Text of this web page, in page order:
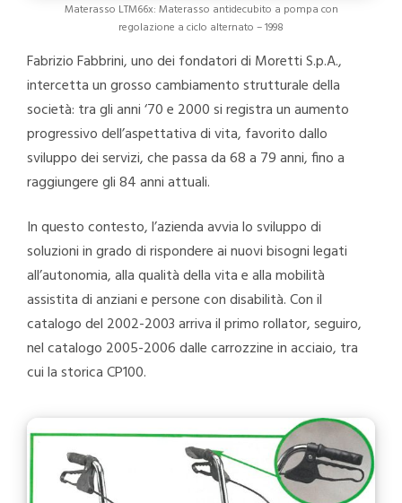
Materasso LTM66x: Materasso antidecubito a pompa con
regolazione a ciclo alternato – 1998
Fabrizio Fabbrini, uno dei fondatori di Moretti S.p.A.,
intercetta un grosso cambiamento strutturale della
società: tra gli anni ‘70 e 2000 si registra un aumento
progressivo dell’aspettativa di vita, favorito dallo
sviluppo dei servizi, che passa da 68 a 79 anni, fino a
raggiungere gli 84 anni attuali.
In questo contesto, l’azienda avvia lo sviluppo di
soluzioni in grado di rispondere ai nuovi bisogni legati
all’autonomia, alla qualità della vita e alla mobilità
assistita di anziani e persone con disabilità. Con il
catalogo del 2002-2003 arriva il primo rollator, seguiro,
nel catalogo 2005-2006 dalle carrozzine in acciaio, tra
cui la storica CP100.